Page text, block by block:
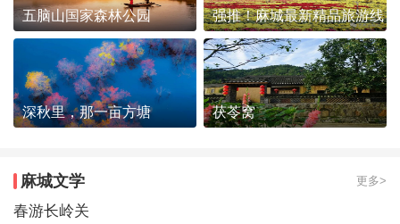
五脑山国家森林公园 强推！麻城最新精品旅游线
路发布~
深秋里，那一亩方塘 茯苓窝
麻城文学 更多>
春游长岭关